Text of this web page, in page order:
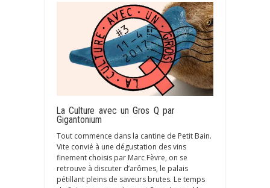
La Culture avec un Gros Q par
Gigantonium
Tout commence dans la cantine de Petit Bain.
Vite convié à une dégustation des vins
finement choisis par Marc Fèvre, on se
retrouve à discuter d’arômes, le palais
pétillant pleins de saveurs brutes. Le temps